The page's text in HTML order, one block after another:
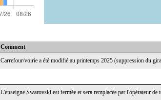
Comment
Carrefour/voirie a été modifié au printemps 2025 (suppression du
L'enseigne Swarovski est fermée et sera remplacée par l'opérateur